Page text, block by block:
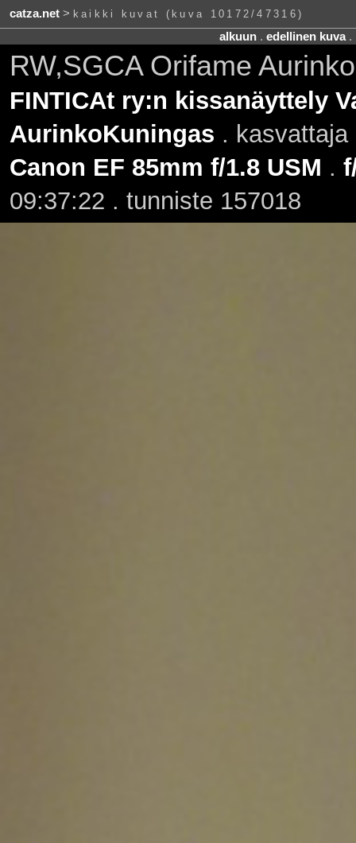
catza.net> kaikki kuvat (kuva 10172/47316)
alkuun. edellinen kuva.
RW,SGCA Orifame
FINTICAt ry:n kissanäyttely
AurinkoKuningas . kasvattaja
Canon EF 85mm f/1.8 USM .
09:37:22 . tunniste 157018